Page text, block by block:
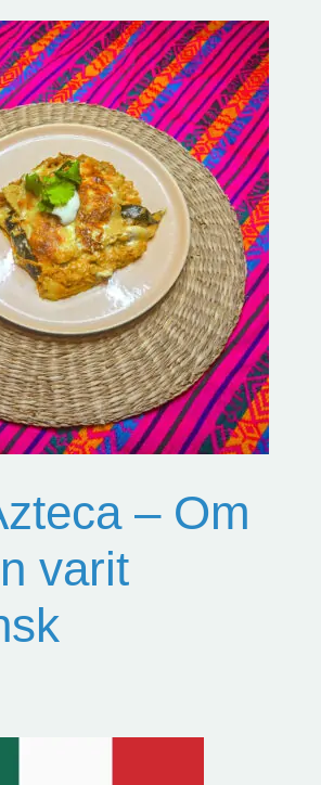
– Om
varit